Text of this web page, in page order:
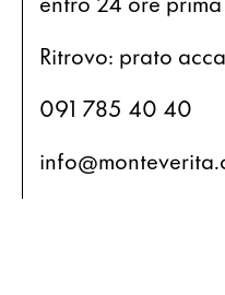
091 785 40 40